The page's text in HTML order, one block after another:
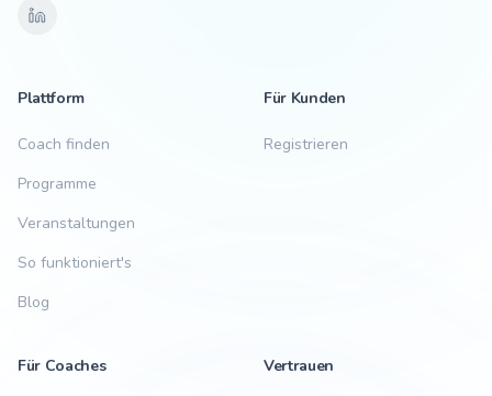
Plattform
Coach finden
Programme
Veranstaltungen
So funktioniert's
Blog
Für Kunden
Registrieren
Für Coaches Vertrauen